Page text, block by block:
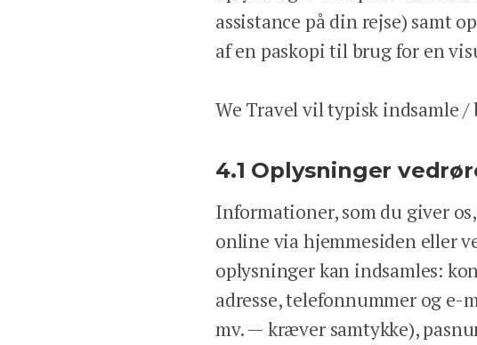
assistance på din rejse) samt
af en paskopi til brug for en
We Travel vil typisk indsamle
4.1 Oplysninger
Informationer, som du giver
online via hjemmesiden eller
oplysninger kan indsamles:
adresse, telefonnummer og e-
mv. — kræver samtykke),